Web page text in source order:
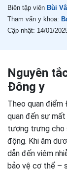
Biên tập viên Bùi
Tham vấn y khoa:
Cập nhật: 14/01/
Nguyên
Đông y
Theo quan
quan đến sự
tượng trưng cho
động. Khi âm
dẫn đến viêm
bảo vệ cơ thể –